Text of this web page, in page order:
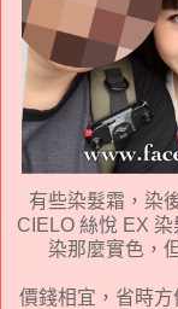
有些染髮霜，染
CIELO 絲悅 EX
染那麼實色，
價錢相宜，省時